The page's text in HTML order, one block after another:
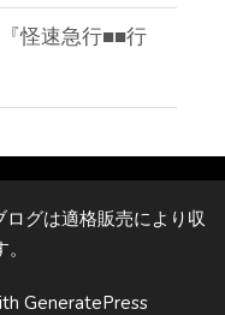
怪速急行■■行
グは適格販売により収
GeneratePress